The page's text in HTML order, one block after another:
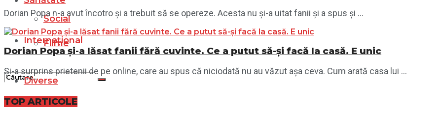
Social
Filme
Nici un rezultat
Internațional
Diverse
Dorian Popa n-a avut încotro și a trebuit să se opereze. Acesta nu și-a uitat fanii și a spus și ...
Dorian Popa și-a lăsat fanii fără cuvinte. Ce a putut să-și facă la casă. E unic
Și-a surprins prietenii de pe online, care au spus că niciodată nu au văzut așa ceva. Cum arată casa lui ...
TOP ARTICOLE